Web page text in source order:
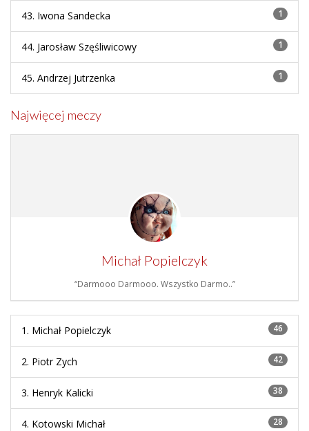
43. Iwona Sandecka 1
44. Jarosław Szęśliwicowy 1
45. Andrzej Jutrzenka 1
Najwięcej meczy
Michał Popielczyk
“Darmooo Darmooo. Wszystko Darmo..”
1. Michał Popielczyk 46
2. Piotr Zych 42
3. Henryk Kalicki 38
4. Kotowski Michał 28